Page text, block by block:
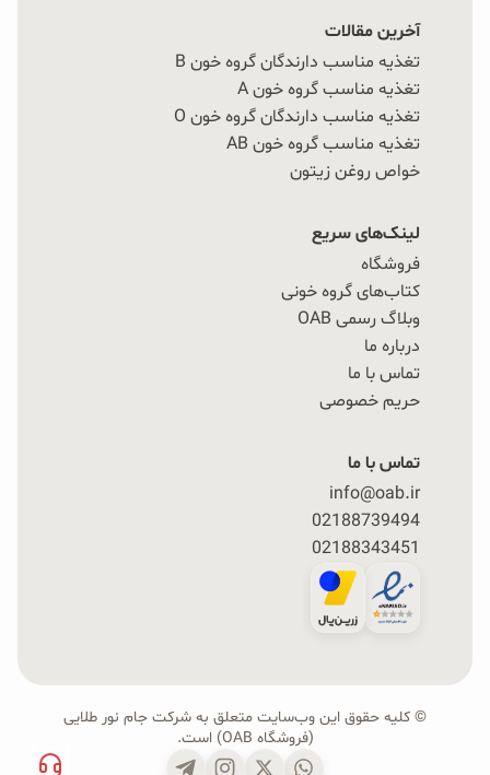
آخرین مقالات
تغذیه مناسب دارندگان گروه خون B
تغذیه مناسب گروه خون A
تغذیه مناسب دارندگان گروه خون O
تغذیه مناسب گروه خون AB
خواص روغن زیتون
لینک‌های سریع
فروشگاه
کتاب‌های گروه خونی
وبلاگ رسمی OAB
درباره ما
تماس با ما
حریم خصوصی
تماس با ما
info@oab.ir
02188739494
02188343451
© کلیه حقوق این وب‌سایت متعلق به شرکت جام نور طلایی
(فروشگاه OAB) است.